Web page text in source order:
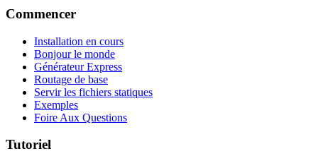
Commencer
Installation en cours
Bonjour le monde
Générateur Express
Routage de base
Servir les fichiers statiques
Exemples
Foire Aux Questions
Tutoriel